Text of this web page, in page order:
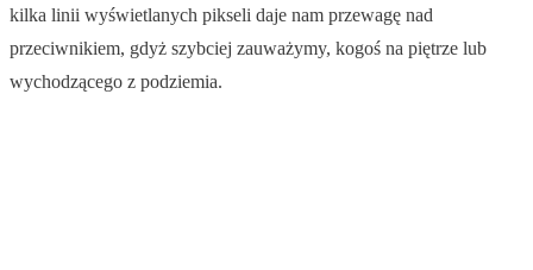
kilka linii wyświetlanych pikseli daje nam przewagę nad
przeciwnikiem, gdyż szybciej zauważymy, kogoś na piętrze lub
wychodzącego z podziemia.